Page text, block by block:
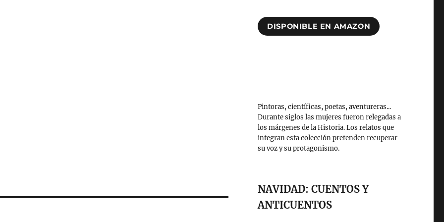
DISPONIBLE EN AMAZON
Pintoras, científicas, poetas, aventureras...
Durante siglos las mujeres fueron relegadas a
los márgenes de la Historia. Los relatos que
integran esta colección pretenden recuperar
su voz y su protagonismo.
NAVIDAD: CUENTOS Y
ANTICUENTOS